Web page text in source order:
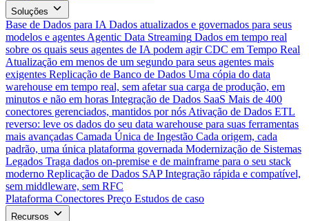
Soluções
Base de Dados para IA Dados atualizados e governados para seus
modelos e agentes Agentic Data Streaming Dados em tempo real
sobre os quais seus agentes de IA podem agir CDC em Tempo Real
Atualização em menos de um segundo para seus agentes mais
exigentes Replicação de Banco de Dados Uma cópia do data
warehouse em tempo real, sem afetar sua carga de produção, em
minutos e não em horas Integração de Dados SaaS Mais de 400
conectores gerenciados, mantidos por nós Ativação de Dados ETL
reverso: leve os dados do seu data warehouse para suas ferramentas
mais avançadas Camada Única de Ingestão Cada origem, cada
padrão, uma única plataforma governada Modernização de Sistemas
Legados Traga dados on-premise e de mainframe para o seu stack
moderno Replicação de Dados SAP Integração rápida e compatível,
sem middleware, sem RFC
Plataforma Conectores Preço Estudos de caso
Recursos